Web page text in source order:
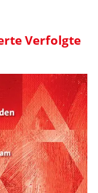
Verfolgte